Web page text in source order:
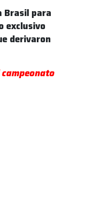
Brasil para
exclusivo
derivaron